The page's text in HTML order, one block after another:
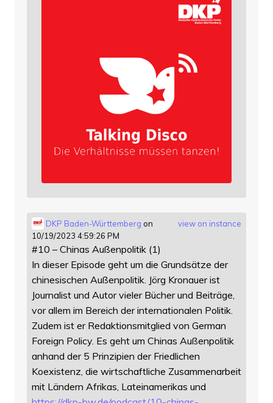
view on instance
DKP Baden-Württemberg on
10/19/2023 4:59:26 PM
#10 – Chinas Außenpolitik (1)
In dieser Episode geht um die Grundsätze der
chinesischen Außenpolitik. Jörg Kronauer ist
Journalist und Autor vieler Bücher und Beiträge,
vor allem im Bereich der internationalen Politik.
Zudem ist er Redaktionsmitglied von German
Foreign Policy. Es geht um Chinas Außenpolitik
anhand der 5 Prinzipien der Friedlichen
Koexistenz, die wirtschaftliche Zusammenarbeit
mit Ländern Afrikas, Lateinamerikas und